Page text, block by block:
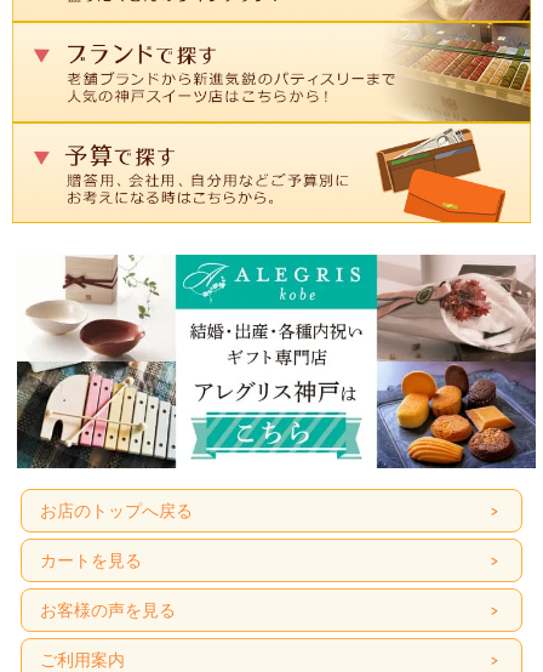
お店のトップへ戻る
カートを見る
お客様の声を見る
ご利用案内